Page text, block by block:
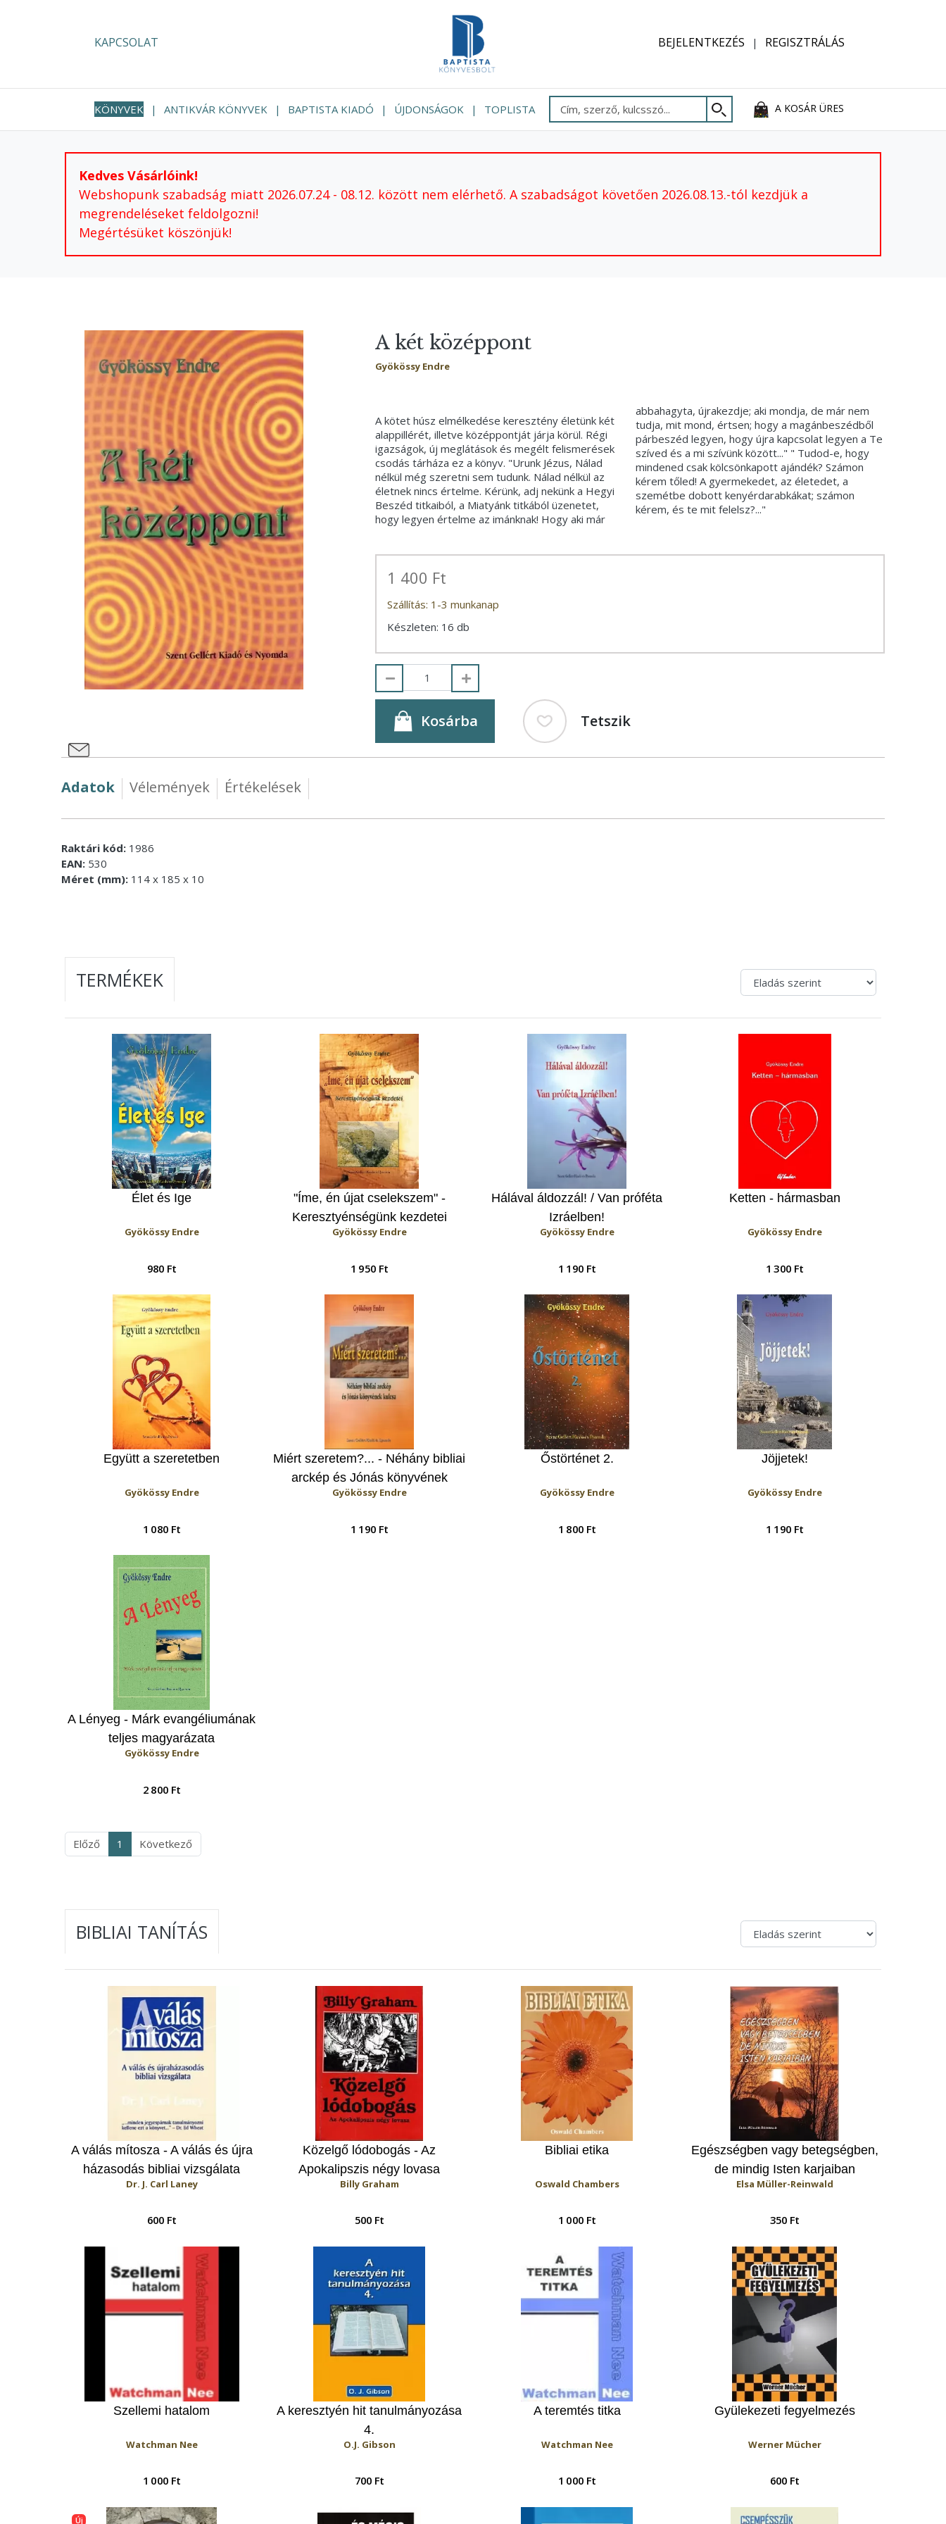
KAPCSOLAT BEJELENTKEZÉS REGISZTRÁLÁS
KÖNYVEK ANTIKVÁR KÖNYVEK BAPTISTA KIADÓ ÚJDONSÁGOK TOPLISTA A KOSÁR ÜRES
Kedves Vásárlóink!
Webshopunk szabadság miatt 2026.07.24 - 08.12. között nem elérhető. A szabadságot követően 2026.08.13.-tól kezdjük a
megrendeléseket feldolgozni!
Megértésüket köszönjük!
A két középpont
Gyökössy Endre
A kötet húsz elmélkedése keresztény életünk két
alappillérét, illetve középpontját járja körül. Régi
igazságok, új meglátások és megélt felismerések
csodás tárháza ez a könyv. "Urunk Jézus, Nálad
nélkül még szeretni sem tudunk. Nálad nélkül az
életnek nincs értelme. Kérünk, adj nekünk a Hegyi
Beszéd titkaiból, a Miatyánk titkából üzenetet,
hogy legyen értelme az imánknak! Hogy aki már
abbahagyta, újrakezdje; aki mondja, de már nem
tudja, mit mond, értsen; hogy a magánbeszédből
párbeszéd legyen, hogy újra kapcsolat legyen a Te
szíved és a mi szívünk között..." " Tudod-e, hogy
mindened csak kölcsönkapott ajándék? Számon
kérem tőled! A gyermekedet, az életedet, a
szemétbe dobott kenyérdarabkákat; számon
kérem, és te mit felelsz?..."
1 400 Ft
Szállítás: 1-3 munkanap
Készleten: 16 db
Kosárba Tetszik
Adatok Vélemények Értékelések
Raktári kód: 1986
EAN: 530
Méret (mm): 114 x 185 x 10
TERMÉKEK
Élet és Ige
Gyökössy Endre
980 Ft
"Íme, én újat cselekszem" -
Keresztyénségünk kezdetei
Gyökössy Endre
1 950 Ft
Hálával áldozzál! / Van próféta
Izráelben!
Gyökössy Endre
1 190 Ft
Ketten - hármasban
Gyökössy Endre
1 300 Ft
Együtt a szeretetben
Gyökössy Endre
1 080 Ft
Miért szeretem?... - Néhány bibliai
arckép és Jónás könyvének
kulcsa
Gyökössy Endre
1 190 Ft
Őstörténet 2.
Gyökössy Endre
1 800 Ft
Jöjjetek!
Gyökössy Endre
1 190 Ft
A Lényeg - Márk evangéliumának
teljes magyarázata
Gyökössy Endre
2 800 Ft
Előző 1 Következő
BIBLIAI TANÍTÁS
A válás mítosza - A válás és újra
házasodás bibliai vizsgálata
Dr. J. Carl Laney
600 Ft
Közelgő lódobogás - Az
Apokalipszis négy lovasa
Billy Graham
500 Ft
Bibliai etika
Oswald Chambers
1 000 Ft
Egészségben vagy betegségben,
de mindig Isten karjaiban
Elsa Müller-Reinwald
350 Ft
Szellemi hatalom
Watchman Nee
1 000 Ft
A keresztyén hit tanulmányozása
4.
O.J. Gibson
700 Ft
A teremtés titka
Watchman Nee
1 000 Ft
Gyülekezeti fegyelmezés
Werner Mücher
600 Ft
Új